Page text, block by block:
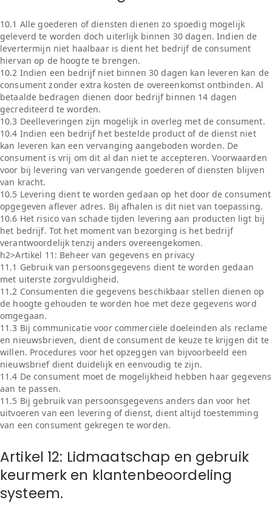
10.1 Alle goederen of diensten dienen zo spoedig mogelijk
geleverd te worden doch uiterlijk binnen 30 dagen. Indien de
levertermijn niet haalbaar is dient het bedrijf de consument
hiervan op de hoogte te brengen.
10.2 Indien een bedrijf niet binnen 30 dagen kan leveren kan de
consument zonder extra kosten de overeenkomst ontbinden. Al
betaalde bedragen dienen door bedrijf binnen 14 dagen
gecrediteerd te worden.
10.3 Deelleveringen zijn mogelijk in overleg met de consument.
10.4 Indien een bedrijf het bestelde product of de dienst niet
kan leveren kan een vervanging aangeboden worden. De
consument is vrij om dit al dan niet te accepteren. Voorwaarden
voor bij levering van vervangende goederen of diensten blijven
van kracht.
10.5 Levering dient te worden gedaan op het door de consument
opgegeven aflever adres. Bij afhalen is dit niet van toepassing.
10.6 Het risico van schade tijden levering aan producten ligt bij
het bedrijf. Tot het moment van bezorging is het bedrijf
verantwoordelijk tenzij anders overeengekomen.
h2>Artikel 11: Beheer van gegevens en privacy
11.1 Gebruik van persoonsgegevens dient te worden gedaan
met uiterste zorgvuldigheid.
11.2 Consumenten die gegevens beschikbaar stellen dienen op
de hoogte gehouden te worden hoe met deze gegevens word
omgegaan.
11.3 Bij communicatie voor commerciële doeleinden als reclame
en nieuwsbrieven, dient de consument de keuze te krijgen dit te
willen. Procedures voor het opzeggen van bijvoorbeeld een
nieuwsbrief dient duidelijk en eenvoudig te zijn.
11.4 De consument moet de mogelijkheid hebben haar gegevens
aan te passen.
11.5 Bij gebruik van persoonsgegevens anders dan voor het
uitvoeren van een levering of dienst, dient altijd toestemming
van een consument gekregen te worden.
Artikel 12: Lidmaatschap en gebruik
keurmerk en klantenbeoordeling
systeem.